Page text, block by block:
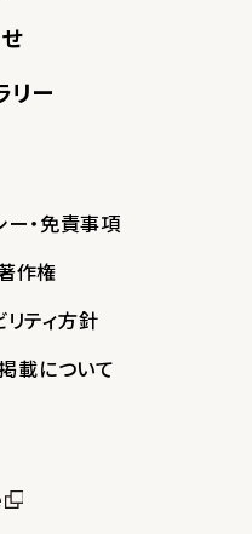
リー
ー・免責事項
作権
リティ方針
載について